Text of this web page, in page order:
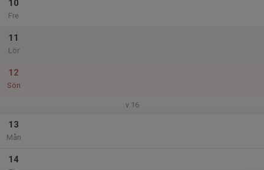
10
Fre
11
Lör
12
Sön
v.16
13
Mån
14